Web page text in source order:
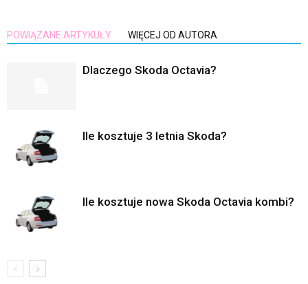
POWIĄZANE ARTYKUŁY WIĘCEJ OD AUTORA
Dlaczego Skoda Octavia?
Ile kosztuje 3 letnia Skoda?
Ile kosztuje nowa Skoda Octavia kombi?